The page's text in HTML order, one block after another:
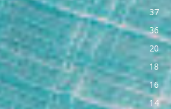
37
36
20
18
16
14